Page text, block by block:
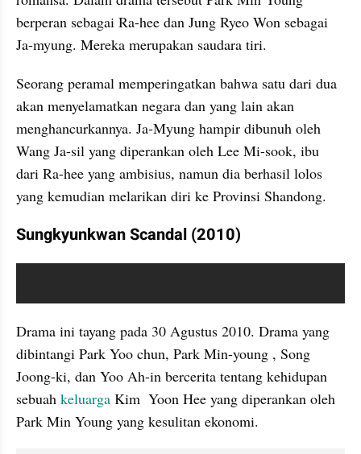
berperan sebagai Ra-hee dan Jung Ryeo Won sebagai
Ja-myung. Mereka merupakan saudara tiri.
Seorang peramal memperingatkan bahwa satu dari dua
akan menyelamatkan negara dan yang lain akan
menghancurkannya. Ja-Myung hampir dibunuh oleh
Wang Ja-sil yang diperankan oleh Lee Mi-sook, ibu
dari Ra-hee yang ambisius, namun dia berhasil lolos
yang kemudian melarikan diri ke Provinsi Shandong.
Sungkyunkwan Scandal (2010)
Drama ini tayang pada 30 Agustus 2010. Drama yang
dibintangi Park Yoo chun, Park Min-young , Song
Joong-ki, dan Yoo Ah-in bercerita tentang kehidupan
sebuah keluarga Kim  Yoon Hee yang diperankan oleh
Park Min Young yang kesulitan ekonomi.